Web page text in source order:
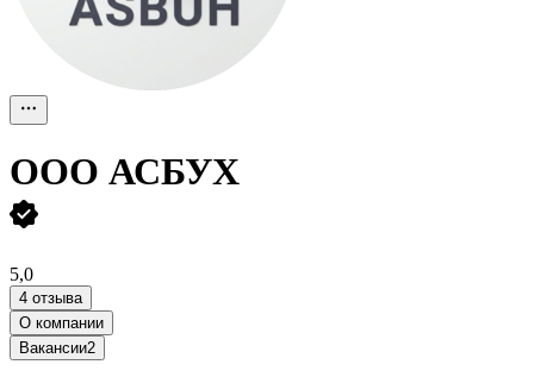
ООО АСБУХ
5,0
4 отзыва
О компании
Вакансии2